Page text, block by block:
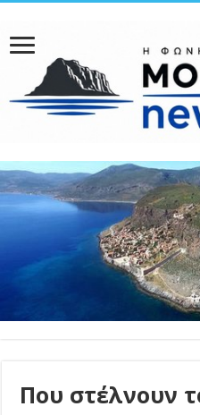
Που στέλνουν